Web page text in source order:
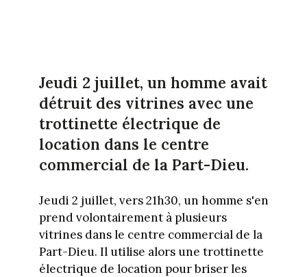
Jeudi 2 juillet, un homme avait
détruit des vitrines avec une
trottinette électrique de
location dans le centre
commercial de la Part-Dieu.
Jeudi 2 juillet, vers 21h30, un homme s'en
prend volontairement à plusieurs
vitrines dans le centre commercial de la
Part-Dieu. Il utilise alors une trottinette
électrique de location pour briser les